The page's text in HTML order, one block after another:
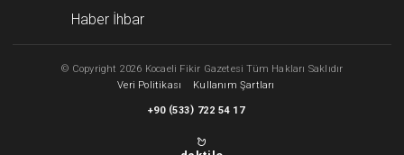
Haber İhbar
© Copyright 2026 Kocaeli Fikir Gazetesi Tüm Hakları Saklıdır
Veri Politikası
Kullanım Şartları
+90 (533) 722 54 17